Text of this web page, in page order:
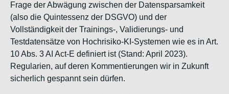
Frage der Abwägung zwischen der Datensparsamkeit
(also die Quintessenz der DSGVO) und der
Vollständigkeit der Trainings-, Validierungs- und
Testdatensätze von Hochrisiko-KI-Systemen wie es in Art.
10 Abs. 3 AI Act-E definiert ist (Stand: April 2023).
Regularien, auf deren Kommentierungen wir in Zukunft
sicherlich gespannt sein dürfen.